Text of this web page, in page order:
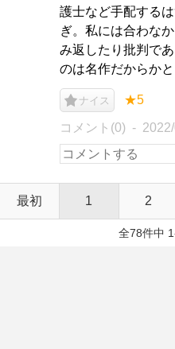
護士など手配する
ぎ。私には合わな
み返したり批判で
のは名作だからかと
ナイス ★5
コメント(0)
最初 1 2
全78件中